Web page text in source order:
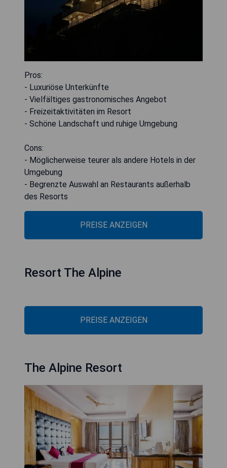
Pros:
- Luxuriöse Unterkünfte
- Vielfältiges gastronomisches Angebot
- Freizeitaktivitäten im Resort
- Schöne Landschaft und ruhige Umgebung
Cons:
- Möglicherweise teurer als andere Hotels in der
Umgebung
- Begrenzte Auswahl an Restaurants außerhalb
des Resorts
PREISE ANZEIGEN
Resort The Alpine
PREISE ANZEIGEN
The Alpine Resort